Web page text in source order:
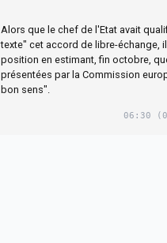
Alors que le chef de l'Etat avait
texte" cet accord de libre-échange,
position en estimant, fin octobre,
présentées par la Commission
bon sens".
06:30